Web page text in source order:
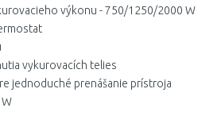
výkonu - 750/1250/2000 W
vykurovacích telies
jednoduché prenášanie prístroja